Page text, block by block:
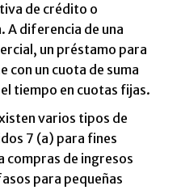
de crédito o
A diferencia de una
un préstamo para
con un cuota de suma
tiempo en cuotas fijas.
varios tipos de
7 (a) para fines
compras de ingresos
para pequeñas